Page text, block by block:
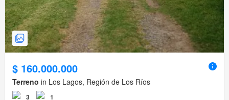
$ 160.000.000
Terreno in Los Lagos, Región de Los Ríos
3 1